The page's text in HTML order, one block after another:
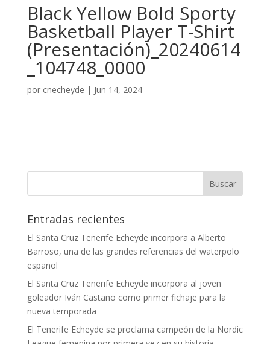
Black Yellow Bold Sporty
Basketball Player T-Shirt
(Presentación)_20240614
_104748_0000
por cnecheyde | Jun 14, 2024
Entradas recientes
El Santa Cruz Tenerife Echeyde incorpora a Alberto
Barroso, una de las grandes referencias del waterpolo
español
El Santa Cruz Tenerife Echeyde incorpora al joven
goleador Iván Castaño como primer fichaje para la
nueva temporada
El Tenerife Echeyde se proclama campeón de la Nordic